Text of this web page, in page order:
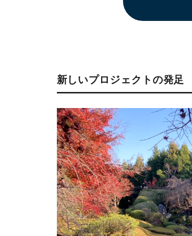
新しいプロジェクトの発足